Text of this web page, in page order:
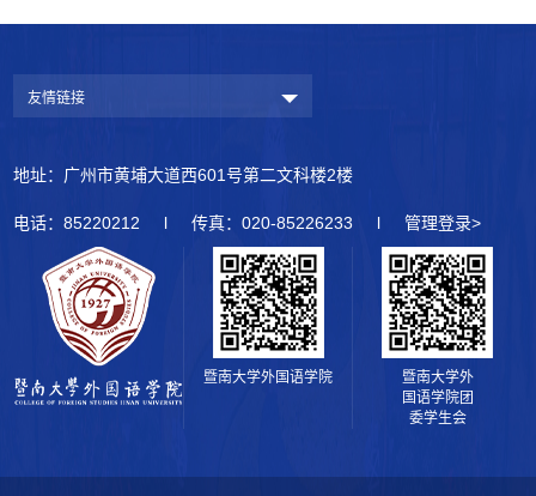
友情链接
地址：广州市黄埔大道西601号第二文科楼2楼
电话：85220212 l 传真：020-85226233 l管理登录>
暨南大学外国语学院
暨南大学外
国语学院团
委学生会